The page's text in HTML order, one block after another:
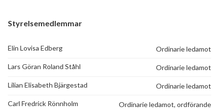
Styrelsemedlemmar
Elin Lovisa Edberg Ordinarie ledamot
Lars Göran Roland Ståhl Ordinarie ledamot
Lilian Elisabeth Bjärgestad Ordinarie ledamot
Carl Fredrick Rönnholm Ordinarie ledamot, ordförande